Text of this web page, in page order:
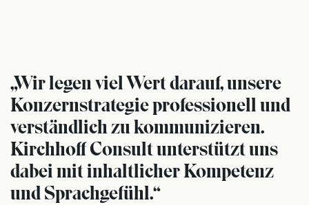
„Wir legen viel Wert darauf, unsere
Konzern­strategie professionell und
verständlich zu kommunizieren.
Kirchhoff Consult unterstützt uns
dabei mit inhaltlicher Kompetenz
und Sprach­gefühl.“